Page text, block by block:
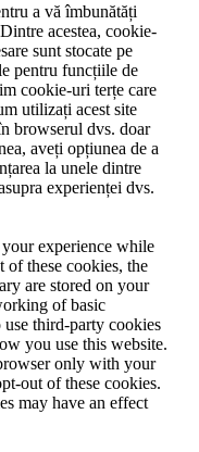
a vă îmbunătăți
acestea, cookie-
sunt stocate pe
pentru funcțiile de
cookie-uri terțe care
utilizați acest site
browserul dvs. doar
aveți opțiunea de a
la unele dintre
experienței dvs.
experience while
of these cookies, the
are stored on your
of basic
third-party cookies
you use this website.
only with your
out of these cookies.
may have an effect